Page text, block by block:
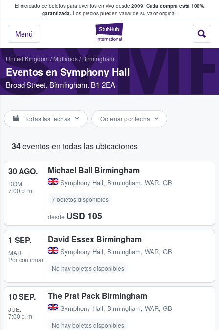
El mercado de boletos para eventos en vivo desde 2009. Cada compra está 100%
garantizada. Los precios pueden variar de su valor original.
StubHub: donde
Menú
fans compran y venden boletos
United Kingdom / Midlands/Birmingham
Eventos en Symphony Hall
Broad Street, Birmingham, B1 2EA
Todas las fechas Ordenar por fecha
34eventos en todas las ubicaciones
30 AGO.
DOM.
7:00 p. m.
Michael Ball Birmingham
Symphony Hall, Birmingham, WAR, GB
7 boletos disponibles
desde USD 105
1 SEP.
MAR.
Por confirmar
David Essex Birmingham
Symphony Hall, Birmingham, WAR, GB
No hay boletos disponibles
10 SEP.
JUE.
7:00 p. m.
The Prat Pack Birmingham
Symphony Hall, Birmingham, WAR, GB
No hay boletos disponibles